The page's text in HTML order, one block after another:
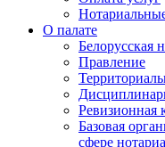
О палате
Белорусская
Правление
Ревизионная
Базовая
сфере